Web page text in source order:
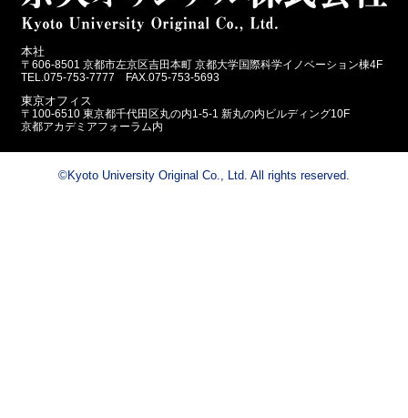
本社
〒606-8501 京都市左京区吉田本町 京都大学国際科学イノベーション棟4F
TEL.075-753-7777 FAX.075-753-5693
東京オフィス
〒100-6510 東京都千代田区丸の内1-5-1 新丸の内ビルディング10F
京都アカデミアフォーラム内
©Kyoto University Original Co., Ltd. All rights reserved.